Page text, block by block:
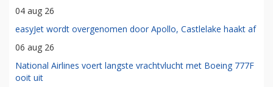
04 aug 26
easyJet wordt overgenomen door Apollo, Castlelake haakt af
06 aug 26
National Airlines voert langste vrachtvlucht met Boeing 777F
ooit uit